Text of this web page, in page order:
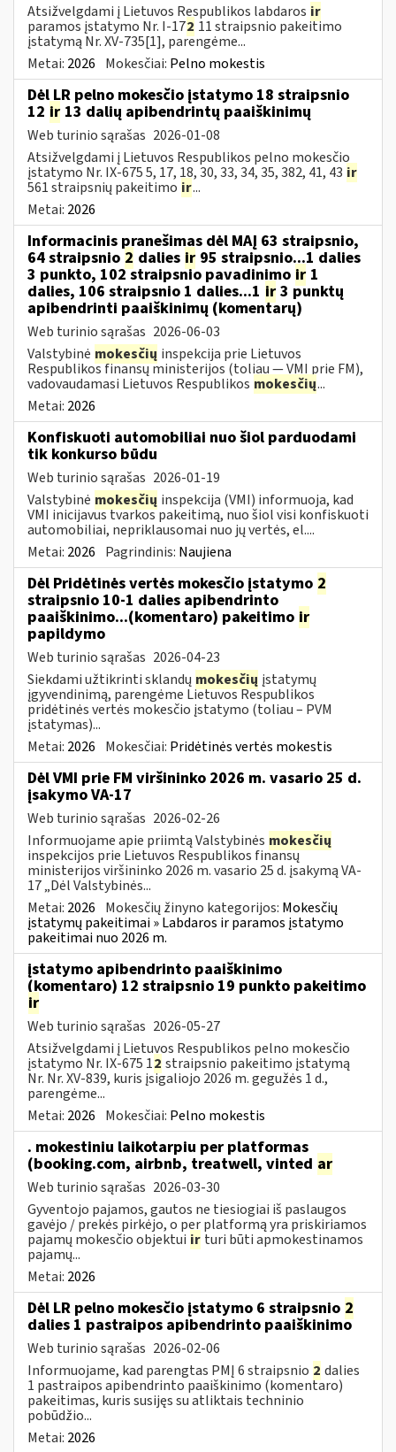
Atsižvelgdami į Lietuvos Respublikos labdaros ir
paramos įstatymo Nr. I-172 11 straipsnio pakeitimo
įstatymą Nr. XV-735[1], parengėme...
Metai: 2026 Mokesčiai: Pelno mokestis
Dėl LR pelno mokesčio įstatymo 18 straipsnio
12 ir 13 dalių apibendrintų paaiškinimų
Web turinio sąrašas 2026-01-08
Atsižvelgdami į Lietuvos Respublikos pelno mokesčio
įstatymo Nr. IX-675 5, 17, 18, 30, 33, 34, 35, 382, 41, 43 ir
561 straipsnių pakeitimo ir...
Metai: 2026
Informacinis pranešimas dėl MAĮ 63 straipsnio,
64 straipsnio 2 dalies ir 95 straipsnio...1 dalies
3 punkto, 102 straipsnio pavadinimo ir 1
dalies, 106 straipsnio 1 dalies...1 ir 3 punktų
apibendrinti paaiškinimų (komentarų)
Web turinio sąrašas 2026-06-03
Valstybinė mokesčių inspekcija prie Lietuvos
Respublikos finansų ministerijos (toliau — VMI prie FM),
vadovaudamasi Lietuvos Respublikos mokesčių...
Metai: 2026
Konfiskuoti automobiliai nuo šiol parduodami
tik konkurso būdu
Web turinio sąrašas 2026-01-19
Valstybinė mokesčių inspekcija (VMI) informuoja, kad
VMI inicijavus tvarkos pakeitimą, nuo šiol visi konfiskuoti
automobiliai, nepriklausomai nuo jų vertės, el....
Metai: 2026 Pagrindinis: Naujiena
Dėl Pridėtinės vertės mokesčio įstatymo 2
straipsnio 10-1 dalies apibendrinto
paaiškinimo...(komentaro) pakeitimo ir
papildymo
Web turinio sąrašas 2026-04-23
Siekdami užtikrinti sklandų mokesčių įstatymų
įgyvendinimą, parengėme Lietuvos Respublikos
pridėtinės vertės mokesčio įstatymo (toliau – PVM
įstatymas)...
Metai: 2026 Mokesčiai: Pridėtinės vertės mokestis
Dėl VMI prie FM viršininko 2026 m. vasario 25 d.
įsakymo VA-17
Web turinio sąrašas 2026-02-26
Informuojame apie priimtą Valstybinės mokesčių
inspekcijos prie Lietuvos Respublikos finansų
ministerijos viršininko 2026 m. vasario 25 d. įsakymą VA-
17 „Dėl Valstybinės...
Metai: 2026 Mokesčių žinyno kategorijos: Mokesčių
įstatymų pakeitimai » Labdaros ir paramos įstatymo
pakeitimai nuo 2026 m.
įstatymo apibendrinto paaiškinimo
(komentaro) 12 straipsnio 19 punkto pakeitimo
ir
Web turinio sąrašas 2026-05-27
Atsižvelgdami į Lietuvos Respublikos pelno mokesčio
įstatymo Nr. IX-675 12 straipsnio pakeitimo įstatymą
Nr. Nr. XV-839, kuris įsigaliojo 2026 m. gegužės 1 d.,
parengėme...
Metai: 2026 Mokesčiai: Pelno mokestis
. mokestiniu laikotarpiu per platformas
(booking.com, airbnb, treatwell, vinted ar
Web turinio sąrašas 2026-03-30
Gyventojo pajamos, gautos ne tiesiogiai iš paslaugos
gavėjo / prekės pirkėjo, o per platformą yra priskiriamos
pajamų mokesčio objektui ir turi būti apmokestinamos
pajamų...
Metai: 2026
Dėl LR pelno mokesčio įstatymo 6 straipsnio 2
dalies 1 pastraipos apibendrinto paaiškinimo
Web turinio sąrašas 2026-02-06
Informuojame, kad parengtas PMĮ 6 straipsnio 2 dalies
1 pastraipos apibendrinto paaiškinimo (komentaro)
pakeitimas, kuris susijęs su atliktais techninio
pobūdžio...
Metai: 2026